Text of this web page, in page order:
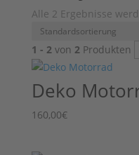
Alle 2 Ergebnisse
1 - 2von 2Produkten
Deko
160,00€